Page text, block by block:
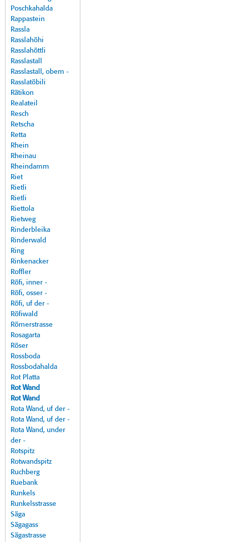
Poschkahalda
Rappastein
Rassla
Rasslahöhi
Rasslahöttli
Rasslastall
Rasslastall, obem -
Rasslatöbili
Rätikon
Realateil
Resch
Retscha
Retta
Rhein
Rheinau
Rheindamm
Riet
Rietli
Rietli
Riettola
Rietweg
Rinderbleika
Rinderwald
Ring
Rinkenacker
Roffler
Röfi, inner -
Röfi, osser -
Röfi, uf der -
Röfiwald
Römerstrasse
Rosagarta
Röser
Rossboda
Rossbodahalda
Rot Platta
Rot Wand
Rot Wand
Rota Wand, uf der -
Rota Wand, uf der -
Rota Wand, under
der -
Rotspitz
Rotwandspitz
Ruchberg
Ruebank
Runkels
Runkelsstrasse
Säga
Sägagass
Sägastrasse